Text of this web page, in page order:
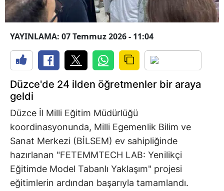
YAYINLAMA: 07 Temmuz 2026 - 11:04
Düzce'de 24 ilden öğretmenler bir araya
geldi
Düzce İl Milli Eğitim Müdürlüğü
koordinasyonunda, Milli Egemenlik Bilim ve
Sanat Merkezi (BİLSEM) ev sahipliğinde
hazırlanan "FETEMMTECH LAB: Yenilikçi
Eğitimde Model Tabanlı Yaklaşım" projesi
eğitimlerin ardından başarıyla tamamlandı.